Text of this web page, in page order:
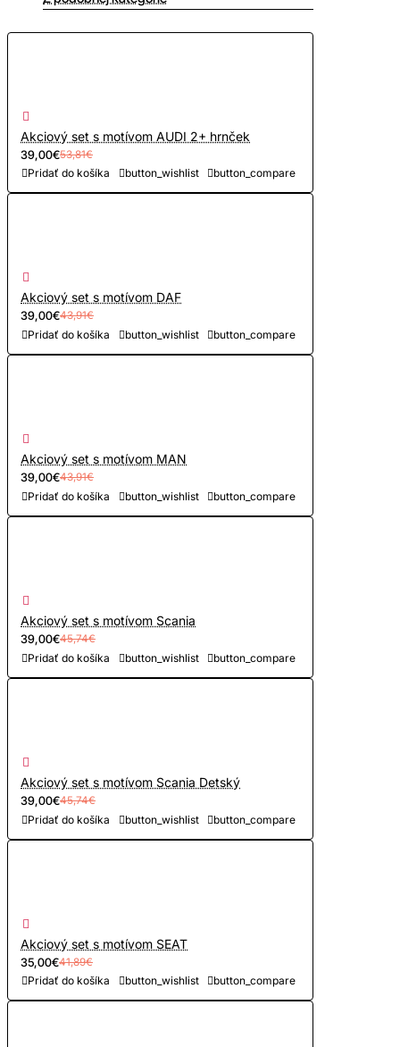
Akciový set s motívom AUDI 2+ hrnček
39,00€53,81€
Pridať do košíka button_wishlist button_compare
Akciový set s motívom DAF
39,00€43,91€
Pridať do košíka button_wishlist button_compare
Akciový set s motívom MAN
39,00€43,91€
Pridať do košíka button_wishlist button_compare
Akciový set s motívom Scania
39,00€45,74€
Pridať do košíka button_wishlist button_compare
Akciový set s motívom Scania Detský
39,00€45,74€
Pridať do košíka button_wishlist button_compare
Akciový set s motívom SEAT
35,00€41,89€
Pridať do košíka button_wishlist button_compare